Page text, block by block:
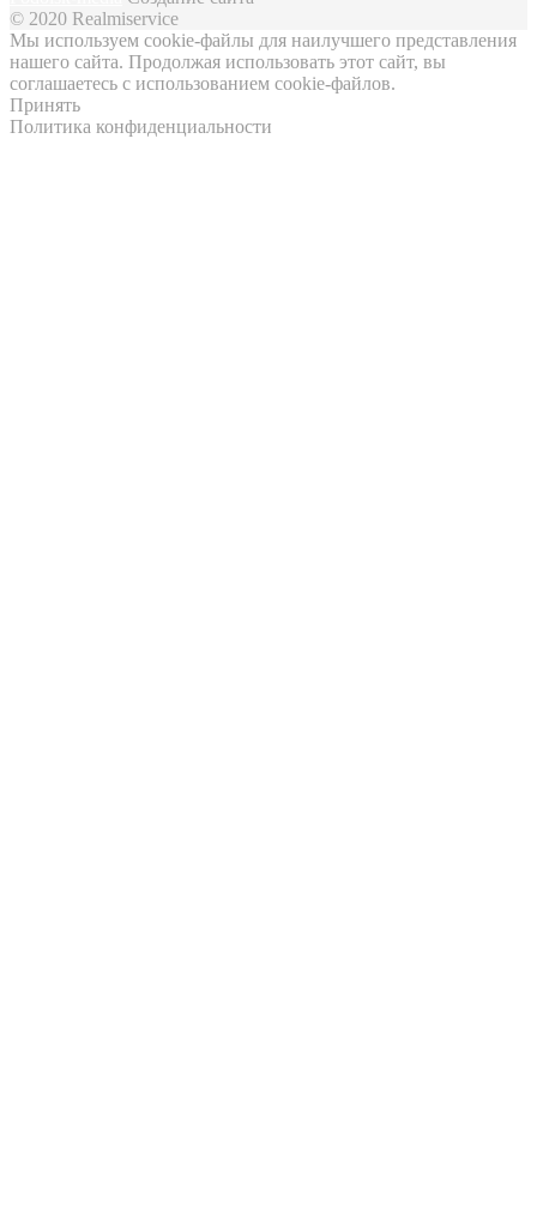
© 2020 Realmiservice
Мы используем cookie-файлы для наилучшего представления
нашего сайта. Продолжая использовать этот сайт, вы
соглашаетесь с использованием cookie-файлов.
Принять
Политика конфиденциальности